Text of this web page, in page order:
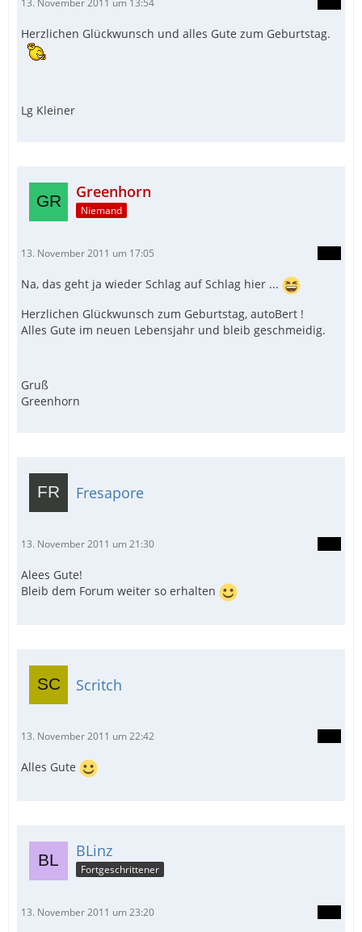
13. November 2011 um 13:54
Herzlichen Glückwunsch und alles Gute zum Geburtstag.
Lg Kleiner
Greenhorn
Niemand
13. November 2011 um 17:05
Na, das geht ja wieder Schlag auf Schlag hier ...
Herzlichen Glückwunsch zum Geburtstag, autoBert !
Alles Gute im neuen Lebensjahr und bleib geschmeidig.
Gruß
Greenhorn
Fresapore
13. November 2011 um 21:30
Alees Gute!
Bleib dem Forum weiter so erhalten
Scritch
13. November 2011 um 22:42
Alles Gute
BLinz
Fortgeschrittener
13. November 2011 um 23:20